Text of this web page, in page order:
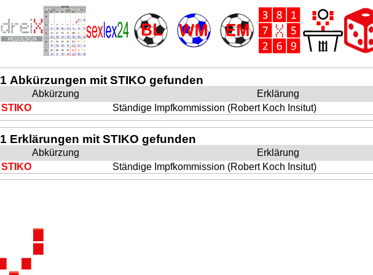
1 Abkürzungen mit STIKO gefunden
Abkürzung Erklärung
STIKO
Ständige Impfkommission (Robert Koch Insitut)
1 Erklärungen mit STIKO gefunden
Abkürzung Erklärung
STIKO
Ständige Impfkommission (Robert Koch Insitut)